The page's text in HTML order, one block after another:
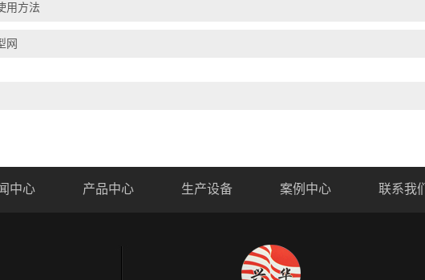
用方法
网
中心 产品中心 生产设备 案例中心 联系我们